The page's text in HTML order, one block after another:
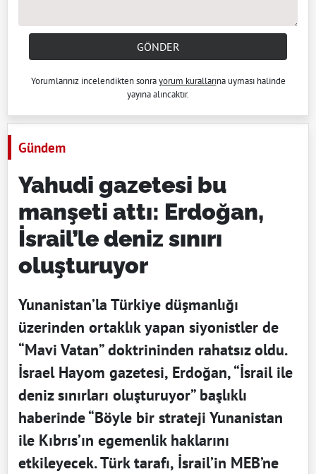
GÖNDER
Yorumlarınız incelendikten sonrayorum kurallarına uyması halinde
yayına alıncaktır.
Gündem
Yahudi gazetesi bu
manşeti attı: Erdoğan,
İsrail’le deniz sınırı
oluşturuyor
Yunanistan’la Türkiye düşmanlığı
üzerinden ortaklık yapan siyonistler de
“Mavi Vatan” doktrininden rahatsız oldu.
İsrael Hayom gazetesi, Erdoğan, “İsrail ile
deniz sınırları oluşturuyor” başlıklı
haberinde “Böyle bir strateji Yunanistan
ile Kıbrıs’ın egemenlik haklarını
etkileyecek. Türk tarafı, İsrail’in MEB’ne